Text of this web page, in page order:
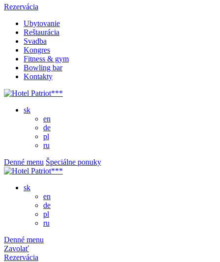
Rezervácia
Ubytovanie
Reštaurácia
Svadba
Kongres
Fitness & gym
Bowling bar
Kontakty
sk
en
de
pl
ru
Denné menu Špeciálne ponuky
sk
en
de
pl
ru
Denné menu
Zavolať
Rezervácia